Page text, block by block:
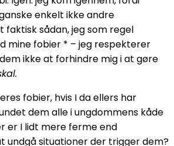
enkelt ikke andre
faktisk sådan, jeg som regel
mine fobier * – jeg respekterer
ikke at forhindre mig i at gøre
fobier, hvis I da ellers har
dem alle i ungdommens kåde
er I lidt mere ferme end
undgå situationer der trigger dem?